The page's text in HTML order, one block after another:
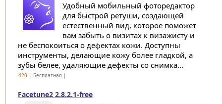
Удобный мобильный фоторедактор
для быстрой ретуши, создающей
естественный вид, которое поможет
вам забыть о визитах к визажисту и
не беспокоиться о дефектах кожи. Доступны
инструменты, делающие кожу более гладкой, а
зубы белее, удаляющие дефекты со снимка...
420| Бесплатная |
Facetune2 2.8.2.1-free